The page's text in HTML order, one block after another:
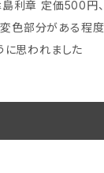
に思われました